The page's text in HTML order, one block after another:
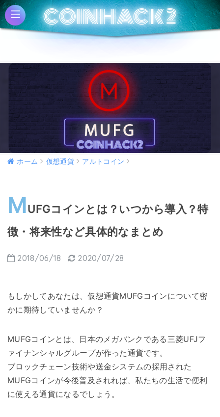
COINHACK 2
COINHACK 2
ホーム 仮想通貨 アルトコイン
MUFGコインとは？いつから導入？特
徴・将来性など具体的なまとめ
2018/06/18 2020/07/28
もしかしてあなたは、仮想通貨MUFGコインについて密
かに期待していませんか？
MUFGコインとは、日本のメガバンクである三菱UFJフ
ァイナンシャルグループが作った通貨です。
ブロックチェーン技術や送金システムの採用された
MUFGコインが今後普及されれば、私たちの生活で便利
に使える通貨になるでしょう。